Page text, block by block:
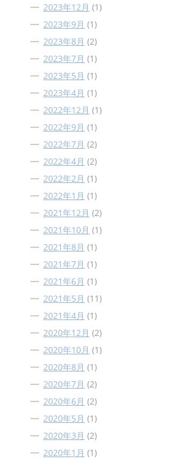
2023年12月 (1)
2023年9月 (1)
2023年8月 (2)
2023年7月 (1)
2023年5月 (1)
2023年4月 (1)
2022年12月 (1)
2022年9月 (1)
2022年7月 (2)
2022年4月 (2)
2022年2月 (1)
2022年1月 (1)
2021年12月 (2)
2021年10月 (1)
2021年8月 (1)
2021年7月 (1)
2021年6月 (1)
2021年5月 (11)
2021年4月 (1)
2020年12月 (2)
2020年10月 (1)
2020年8月 (1)
2020年7月 (2)
2020年6月 (2)
2020年5月 (1)
2020年3月 (2)
2020年1月 (1)